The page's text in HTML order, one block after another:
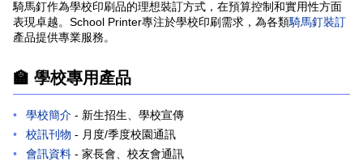
表現卓越。School Printer專注於學校印刷需求，為各類騎馬釘裝訂
產品提供專業服務。
🏫 學校專用產品
學校簡介 - 新生招生、學校宣傳
校訊刊物 - 月度/季度校園通訊
會訊資料 - 家長會、校友會通訊